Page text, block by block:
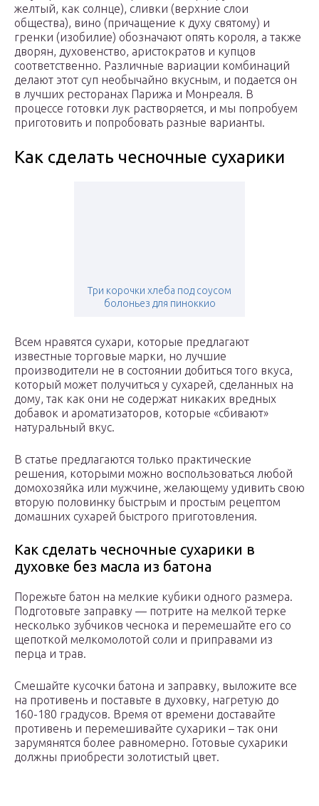
желтый, как солнце), сливки (верхние слои
общества), вино (причащение к духу святому) и
гренки (изобилие) обозначают опять короля, а также
дворян, духовенство, аристократов и купцов
соответственно. Различные вариации комбинаций
делают этот суп необычайно вкусным, и подается он
в лучших ресторанах Парижа и Монреаля. В
процессе готовки лук растворяется, и мы попробуем
приготовить и попробовать разные варианты.
Как сделать чесночные сухарики
Три корочки хлеба под соусом
болоньез для пиноккио
Всем нравятся сухари, которые предлагают
известные торговые марки, но лучшие
производители не в состоянии добиться того вкуса,
который может получиться у сухарей, сделанных на
дому, так как они не содержат никаких вредных
добавок и ароматизаторов, которые «сбивают»
натуральный вкус.
В статье предлагаются только практические
решения, которыми можно воспользоваться любой
домохозяйка или мужчине, желающему удивить свою
вторую половинку быстрым и простым рецептом
домашних сухарей быстрого приготовления.
Как сделать чесночные сухарики в
духовке без масла из батона
Порежьте батон на мелкие кубики одного размера.
Подготовьте заправку — потрите на мелкой терке
несколько зубчиков чеснока и перемешайте его со
щепоткой мелкомолотой соли и приправами из
перца и трав.
Смешайте кусочки батона и заправку, выложите все
на противень и поставьте в духовку, нагретую до
160-180 градусов. Время от времени доставайте
противень и перемешивайте сухарики – так они
зарумянятся более равномерно. Готовые сухарики
должны приобрести золотистый цвет.